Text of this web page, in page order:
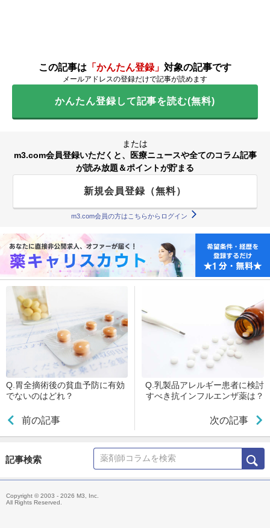
この記事は 「かんたん登録」 対象の記事です
メールアドレスの登録だけで記事が読めます
かんたん登録して記事を読む(無料)
または
m3.com会員登録いただくと、医療ニュースや全てのコラム記事
が読み放題＆ポイントが貯まる
新規会員登録（無料）
m3.com会員の方はこちらからログイン
Q.胃全摘術後の貧血予防に有効
でないのはどれ？
前の記事
Q.乳製品アレルギー患者に検討
すべき抗インフルエンザ薬は？
次の記事
記事検索
Copyright © 2003 - 2026 M3, Inc.
All Rights Reserved.